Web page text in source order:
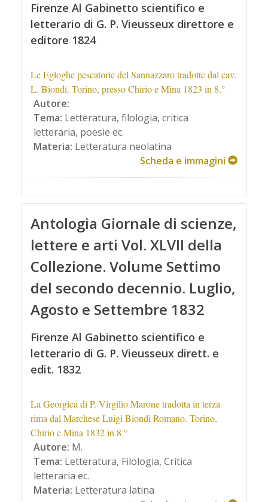
Firenze Al Gabinetto scientifico e
letterario di G. P. Vieusseux direttore e
editore 1824
Le Egloghe pescatorie del Sannazzaro tradotte dal cav.
L. Biondi. Torino, presso Chirio e Mina 1823 in 8.°
Autore:
Tema: Letteratura, filologia, critica
letteraria, poesie ec.
Materia: Letteratura neolatina
Scheda e immagini
Antologia Giornale di scienze,
lettere e arti Vol. XLVII della
Collezione. Volume Settimo
del secondo decennio. Luglio,
Agosto e Settembre 1832
Firenze Al Gabinetto scientifico e
letterario di G. P. Vieusseux dirett. e
edit. 1832
La Georgica di P. Virgilio Marone tradotta in terza
rima dal Marchese Luigi Biondi Romano. Torino,
Chirio e Mina 1832 in 8.°
Autore: M.
Tema: Letteratura, Filologia, Critica
letteraria ec.
Materia: Letteratura latina